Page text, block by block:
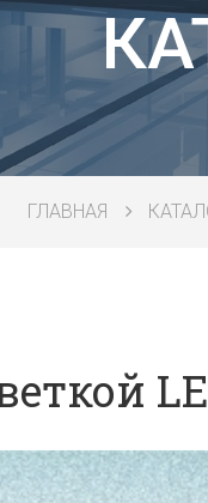
ГЛАВНАЯ